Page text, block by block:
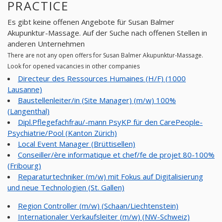
PRACTICE
Es gibt keine offenen Angebote für Susan Balmer
Akupunktur-Massage. Auf der Suche nach offenen Stellen in
anderen Unternehmen
There are not any open offers for Susan Balmer Akupunktur-Massage.
Look for opened vacancies in other companies
Directeur des Ressources Humaines (H/F) (1000
Lausanne)
Baustellenleiter/in (Site Manager) (m/w) 100%
(Langenthal)
Dipl.Pflegefachfrau/-mann PsyKP für den CarePeople-
Psychiatrie/Pool (Kanton Zürich)
Local Event Manager (Brüttisellen)
Conseiller/ère informatique et chef/fe de projet 80-100%
(Fribourg)
Reparaturtechniker (m/w) mit Fokus auf Digitalisierung
und neue Technologien (St. Gallen)
Region Controller (m/w) (Schaan/Liechtenstein)
Internationaler Verkaufsleiter (m/w) (NW-Schweiz)